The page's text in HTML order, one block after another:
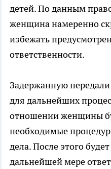
детей. По данным
женщина намеренно
избежать
ответственности.
Задержанную
для дальнейших
отношении женщины
необходимые
дела. После этого
дальнейшей мере